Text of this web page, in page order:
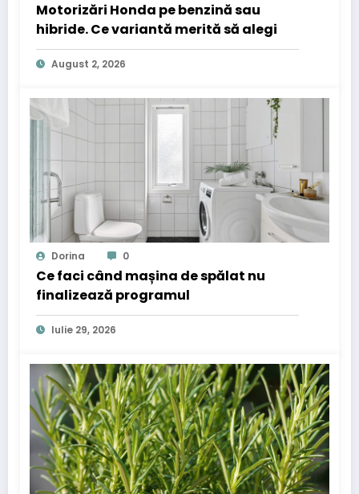
Motorizări Honda pe benzină sau
hibride. Ce variantă merită să alegi
August 2, 2026
Dorina 0
Ce faci când mașina de spălat nu
finalizează programul
Iulie 29, 2026